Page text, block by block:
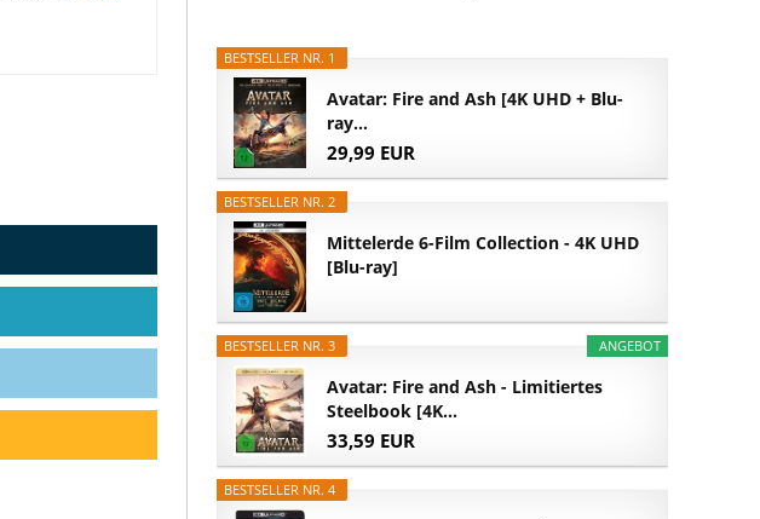
BESTSELLER NR. 1
Avatar: Fire and Ash [4K UHD + Blu-
ray...
29,99 EUR
BESTSELLER NR. 2
Mittelerde 6-Film Collection - 4K UHD
[Blu-ray]
ANGEBOT
BESTSELLER NR. 3
Avatar: Fire and Ash - Limitiertes
Steelbook [4K...
33,59 EUR
BESTSELLER NR. 4